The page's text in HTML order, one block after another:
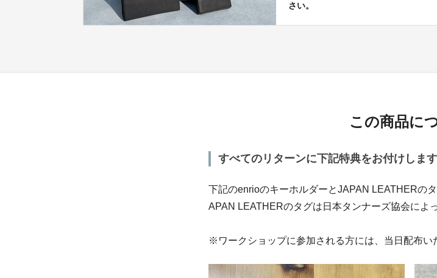
さい。
この商品に
すべてのリターンに下記特典をお付けしま
下記のenrioのキーホルダーとJAPAN LEATHERの
APAN LEATHERのタグは日本タンナーズ協会によ
※ワークショップに参加される方には、当日配布い